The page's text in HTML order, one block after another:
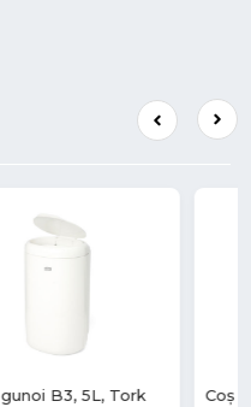
Coș Gunoi Swing, 18L, metal,